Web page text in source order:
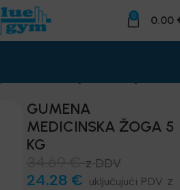
0 0.00
GUMENA
MEDICINSKA ŽOGA 5
KG
z DDV
24.28 €
z